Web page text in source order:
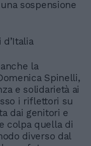
sospensione
la
Spinelli,
e solidarietà ai
i riflettori su
dai genitori e
colpa quella di
diverso dal